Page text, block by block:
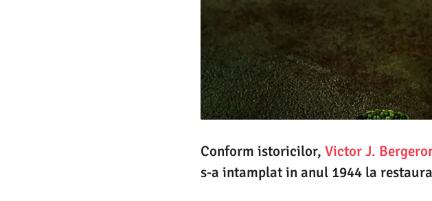
Conform istoricilor, Victor J.
s-a intamplat in anul 1944 la